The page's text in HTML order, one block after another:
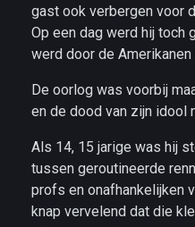
gast ook verbergen voor
Op een dag werd hij toch
werd door de
De oorlog was voorbij
en de dood van zijn idool
Als 14, 15 jarige was hij
tussen geroutineerde
profs en onafhankelijken
knap vervelend dat die